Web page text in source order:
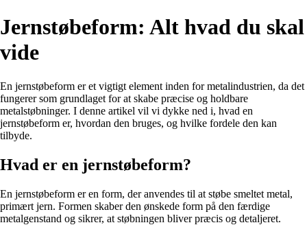
Jernstøbeform: Alt hvad du skal
vide
En jernstøbeform er et vigtigt element inden for metalindustrien, da det
fungerer som grundlaget for at skabe præcise og holdbare
metalstøbninger. I denne artikel vil vi dykke ned i, hvad en
jernstøbeform er, hvordan den bruges, og hvilke fordele den kan
tilbyde.
Hvad er en jernstøbeform?
En jernstøbeform er en form, der anvendes til at støbe smeltet metal,
primært jern. Formen skaber den ønskede form på den færdige
metalgenstand og sikrer, at støbningen bliver præcis og detaljeret.